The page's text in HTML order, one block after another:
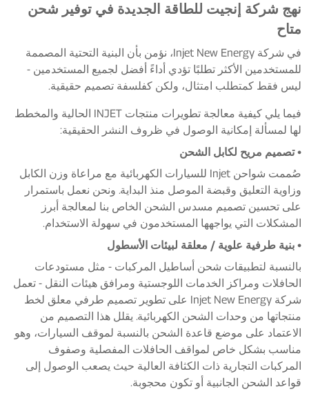
نهج شركة إنجيت للطاقة الجديدة في توفير شحن
متاح
في شركة Injet New Energy، نؤمن بأن البنية التحتية المصممة
للمستخدمين الأكثر تطلبًا تؤدي أداءً أفضل لجميع المستخدمين -
ليس فقط كمتطلب امتثال، ولكن كفلسفة تصميم حقيقية.
فيما يلي كيفية معالجة تطويرات منتجات INJET الحالية والمخطط
لها لمسألة إمكانية الوصول في ظروف النشر الحقيقية:
• تصميم مريح لكابل الشحن
صُممت شواحن Injet للسيارات الكهربائية مع مراعاة وزن الكابل
وزاوية التعليق وقبضة الموصل منذ البداية. ونحن نعمل باستمرار
على تحسين تصميم مسدس الشحن الخاص بنا لمعالجة أبرز
المشكلات التي يواجهها المستخدمون في سهولة الاستخدام.
• بنية طرفية علوية / معلقة لبيئات الأسطول
بالنسبة لتطبيقات شحن أساطيل المركبات - مثل مستودعات
الحافلات ومراكز الخدمات اللوجستية ومرافق هيئات النقل - تعمل
شركة Injet New Energy على تطوير تصميم طرفي معلق لخط
منتجاتها من وحدات الشحن الكهربائية. يقلل هذا التصميم من
الاعتماد على موضع قاعدة الشحن بالنسبة لموقف السيارات، وهو
مناسب بشكل خاص لمواقف الحافلات المفصلية وصفوف
المركبات التجارية ذات الكثافة العالية حيث يصعب الوصول إلى
قواعد الشحن الجانبية أو تكون محجوبة.